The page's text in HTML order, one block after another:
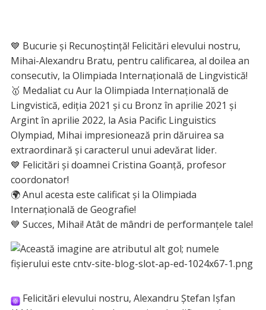
💙 Bucurie și Recunoștință! Felicitări elevului nostru,
Mihai-Alexandru Bratu, pentru calificarea, al doilea an
consecutiv, la Olimpiada Internațională de Lingvistică!
🥇 Medaliat cu Aur la Olimpiada Internațională de
Lingvistică, ediția 2021 și cu Bronz în aprilie 2021 și
Argint în aprilie 2022, la Asia Pacific Linguistics
Olympiad, Mihai impresionează prin dăruirea sa
extraordinară și caracterul unui adevărat lider.
💙 Felicitări și doamnei Cristina Goanță, profesor
coordonator!
🌍 Anul acesta este calificat și la Olimpiada
Internațională de Geografie!
💙 Succes, Mihai! Atât de mândri de performanțele tale!
Felicitări elevului nostru, Alexandru Ștefan Ișfan